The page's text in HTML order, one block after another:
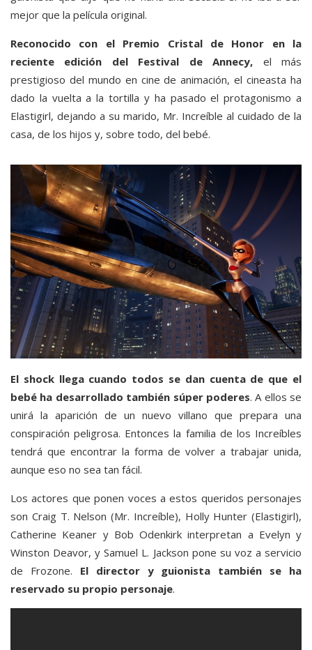
mejor que la película original.
Reconocido con el Premio Cristal de Honor en la
reciente edición del Festival de Annecy, el más
prestigioso del mundo en cine de animación, el cineasta ha
dado la vuelta a la tortilla y ha pasado el protagonismo a
Elastigirl, dejando a su marido, Mr. Increíble al cuidado de la
casa, de los hijos y, sobre todo, del bebé.
El shock llega cuando todos se dan cuenta de que el
bebé ha desarrollado también súper poderes. A ellos se
unirá la aparición de un nuevo villano que prepara una
conspiración peligrosa. Entonces la familia de los Increíbles
tendrá que encontrar la forma de volver a trabajar unida,
aunque eso no sea tan fácil.
Los actores que ponen voces a estos queridos personajes
son Craig T. Nelson (Mr. Increíble), Holly Hunter (Elastigirl),
Catherine Keaner y Bob Odenkirk interpretan a Evelyn y
Winston Deavor, y Samuel L. Jackson pone su voz a servicio
de Frozone. El director y guionista también se ha
reservado su propio personaje.